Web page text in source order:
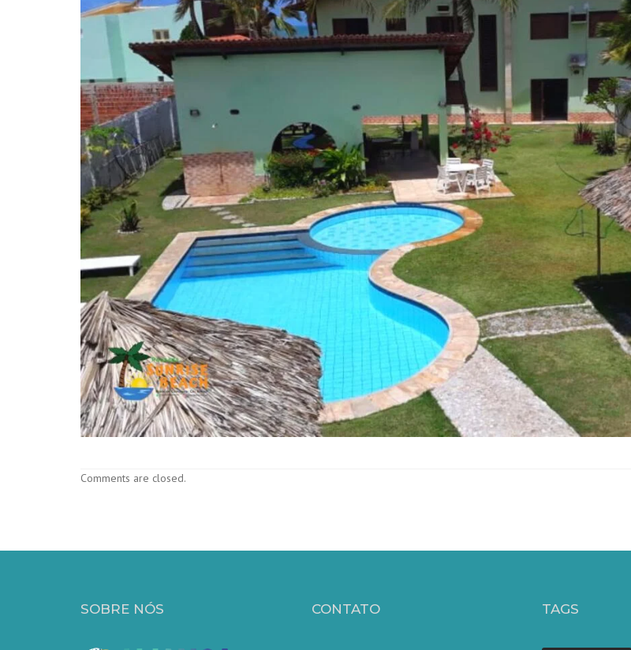
Comments are closed.
SOBRE NÓS CONTATO TAGS